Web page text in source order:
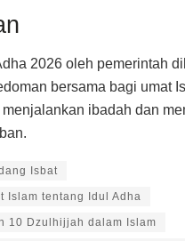
2026 oleh pemerintah
bersama bagi umat
menjalankan ibadah dan
Isbat
Islam tentang Idul Adha
10 Dzulhijjah dalam Islam